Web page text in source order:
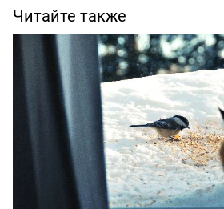
Читайте также